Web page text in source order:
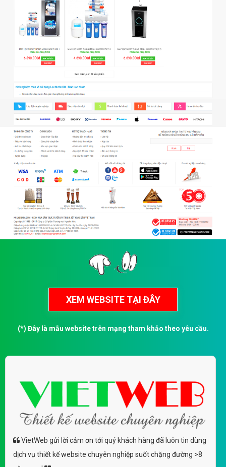
(*) Đây là mẫu website trên mạng tham khảo theo yêu cầu.
VietWeb gửi lời cảm ơn tới quý khách hàng đã luôn tin dùng
dịch vụ thiết kế website chuyên nghiệp suốt chặng đường >8